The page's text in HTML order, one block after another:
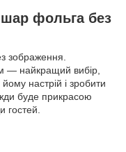
фольга без
зображення.
— найкращий вибір,
настрій і зробити
буде прикрасою
гостей.